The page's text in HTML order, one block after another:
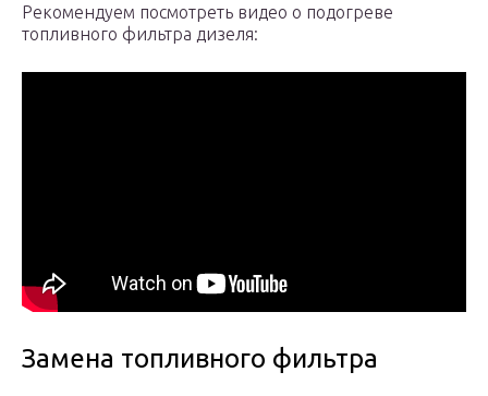
Рекомендуем посмотреть видео о подогреве
топливного фильтра дизеля:
Замена топливного фильтра